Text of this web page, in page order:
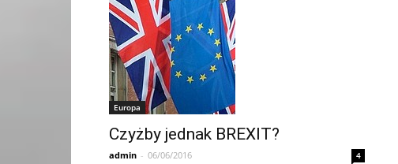
Europa
Czyżby jednak BREXIT?
admin - 06/06/2016 4